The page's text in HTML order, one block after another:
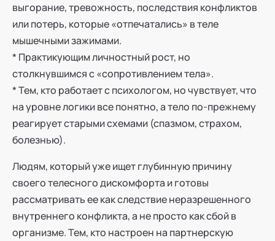
выгорание, тревожность, последствия конфликтов
или потерь, которые «отпечатались» в теле
мышечными зажимами.
* Практикующим личностный рост, но
столкнувшимся с «сопротивлением тела».
* Тем, кто работает с психологом, но чувствует, что
на уровне логики все понятно, а тело по-прежнему
реагирует старыми схемами (спазмом, страхом,
болезнью).
Людям, который уже ищет глубинную причину
своего телесного дискомфорта и готовы
рассматривать ее как следствие неразрешенного
внутреннего конфликта, а не просто как сбой в
организме. Тем, кто настроен на партнерскую